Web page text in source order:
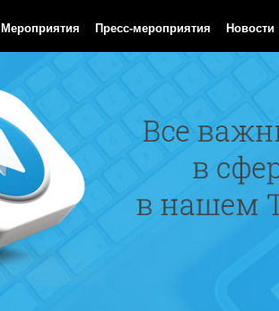
Мероприятия Пресс-мероприятия Новости